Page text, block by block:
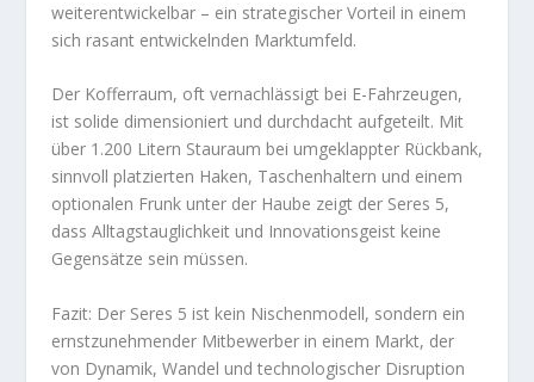
weiterentwickelbar – ein strategischer Vorteil in einem
sich rasant entwickelnden Marktumfeld.
Der Kofferraum, oft vernachlässigt bei E-Fahrzeugen,
ist solide dimensioniert und durchdacht aufgeteilt. Mit
über 1.200 Litern Stauraum bei umgeklappter Rückbank,
sinnvoll platzierten Haken, Taschenhaltern und einem
optionalen Frunk unter der Haube zeigt der Seres 5,
dass Alltagstauglichkeit und Innovationsgeist keine
Gegensätze sein müssen.
Fazit: Der Seres 5 ist kein Nischenmodell, sondern ein
ernstzunehmender Mitbewerber in einem Markt, der
von Dynamik, Wandel und technologischer Disruption